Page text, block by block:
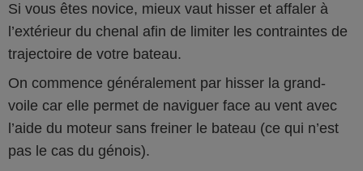
Si vous êtes novice, mieux vaut hisser et affaler à
l’extérieur du chenal afin de limiter les contraintes de
trajectoire de votre bateau.
On commence généralement par hisser la grand-
voile car elle permet de naviguer face au vent avec
l’aide du moteur sans freiner le bateau (ce qui n’est
pas le cas du génois).